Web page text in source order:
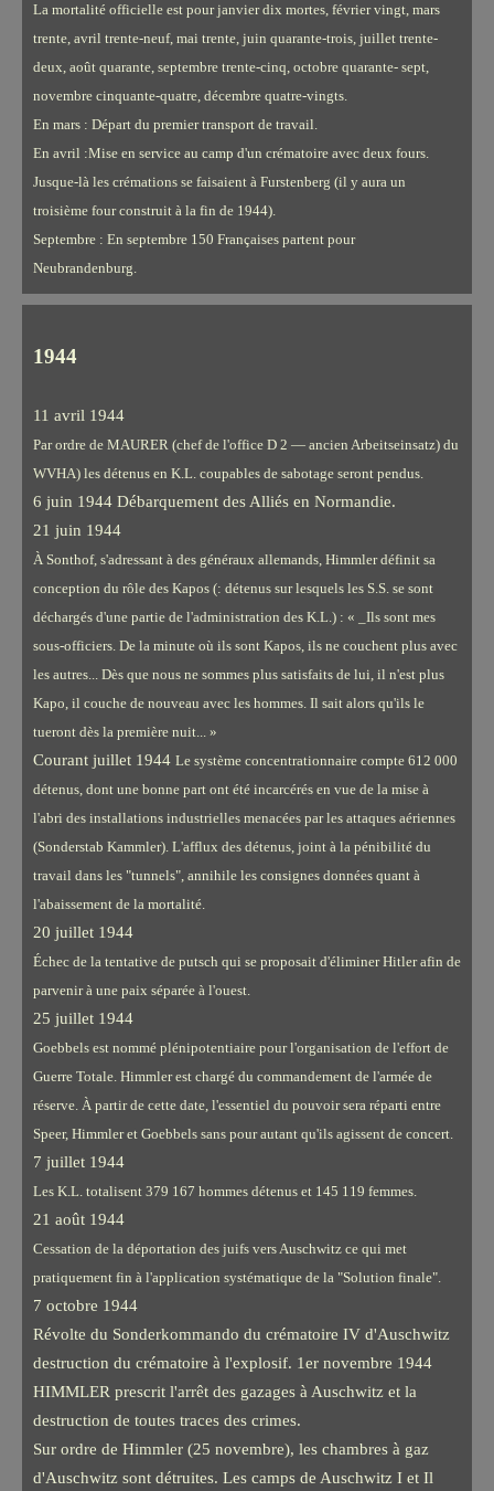
La mortalité officielle est pour janvier dix mortes, février vingt, mars
trente, avril trente-neuf, mai trente, juin quarante-trois, juillet trente-
deux, août quarante, septembre trente-cinq, octobre quarante- sept,
novembre cinquante-quatre, décembre quatre-vingts.
En mars : Départ du premier transport de travail.
En avril :Mise en service au camp d'un crématoire avec deux fours.
Jusque-là les crémations se faisaient à Furstenberg (il y aura un
troisième four construit à la fin de 1944).
Septembre : En septembre 150 Françaises partent pour
Neubrandenburg.
1944
11 avril 1944
Par ordre de MAURER (chef de l'office D 2 — ancien Arbeitseinsatz) du
WVHA) les détenus en K.L. coupables de sabotage seront pendus.
6 juin 1944 Débarquement des Alliés en Normandie.
21 juin 1944
À Sonthof, s'adressant à des généraux allemands, Himmler définit sa
conception du rôle des Kapos (: détenus sur lesquels les S.S. se sont
déchargés d'une partie de l'administration des K.L.) : « _Ils sont mes
sous-officiers. De la minute où ils sont Kapos, ils ne couchent plus avec
les autres... Dès que nous ne sommes plus satisfaits de lui, il n'est plus
Kapo, il couche de nouveau avec les hommes. Il sait alors qu'ils le
tueront dès la première nuit... »
Courant juillet 1944 Le système concentrationnaire compte 612 000
détenus, dont une bonne part ont été incarcérés en vue de la mise à
l'abri des installations industrielles menacées par les attaques aériennes
(Sonderstab Kammler). L'afflux des détenus, joint à la pénibilité du
travail dans les "tunnels", annihile les consignes données quant à
l'abaissement de la mortalité.
20 juillet 1944
Échec de la tentative de putsch qui se proposait d'éliminer Hitler afin de
parvenir à une paix séparée à l'ouest.
25 juillet 1944
Goebbels est nommé plénipotentiaire pour l'organisation de l'effort de
Guerre Totale. Himmler est chargé du commandement de l'armée de
réserve. À partir de cette date, l'essentiel du pouvoir sera réparti entre
Speer, Himmler et Goebbels sans pour autant qu'ils agissent de concert.
7 juillet 1944
Les K.L. totalisent 379 167 hommes détenus et 145 119 femmes.
21 août 1944
Cessation de la déportation des juifs vers Auschwitz ce qui met
pratiquement fin à l'application systématique de la "Solution finale".
7 octobre 1944
Révolte du Sonderkommando du crématoire IV d'Auschwitz
destruction du crématoire à l'explosif. 1er novembre 1944
HIMMLER prescrit l'arrêt des gazages à Auschwitz et la
destruction de toutes traces des crimes.
Sur ordre de Himmler (25 novembre), les chambres à gaz
d'Auschwitz sont détruites. Les camps de Auschwitz I et Il